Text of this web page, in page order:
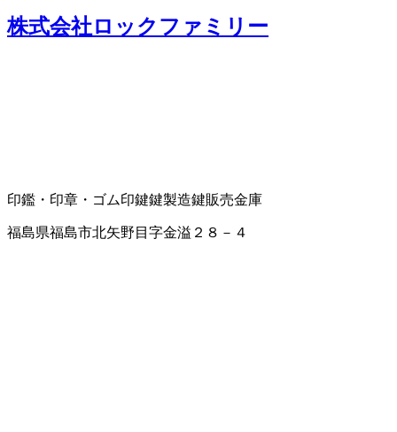
株式会社ロックファミリー
印鑑・印章・ゴム印鍵鍵製造鍵販売金庫
福島県福島市北矢野目字金溢２８－４